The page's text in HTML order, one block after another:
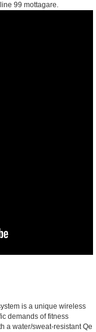
99 mottagare.
is a unique wireless
demands of fitness
a water/sweat-resistant Qe